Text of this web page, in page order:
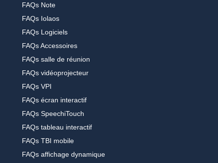
FAQs Note
FAQs Iolaos
FAQs Logiciels
FAQs Accessoires
FAQs salle de réunion
FAQs vidéoprojecteur
FAQs VPI
FAQs écran interactif
FAQs SpeechiTouch
FAQs tableau interactif
FAQs TBI mobile
FAQs affichage dynamique